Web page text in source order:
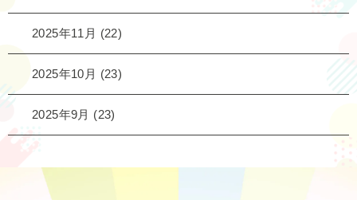
2025年11月 (22)
2025年10月 (23)
2025年9月 (23)